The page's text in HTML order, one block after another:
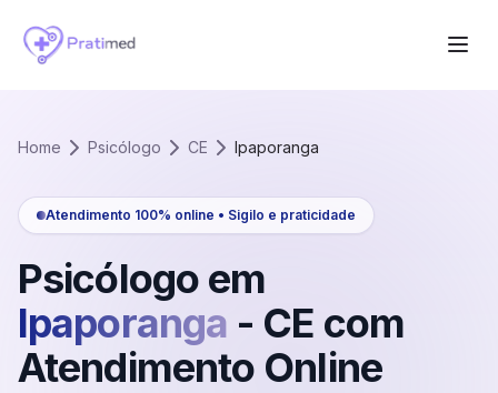
Home Psicólogo CE Ipaporanga
Atendimento 100% online • Sigilo e praticidade
Psicólogo em
Ipaporanga - CE com
Atendimento Online